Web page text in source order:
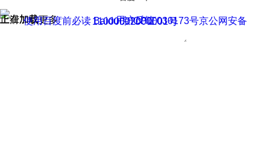
正在加载
上滑加载更多 用户反馈
使用百度前必读 Baidu 京ICP证030173号
京公网安备11000002000001号